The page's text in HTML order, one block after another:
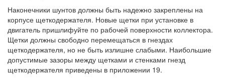
Наконечники шунтов должны быть надежно закреплены на
корпусе щеткодержателя. Новые щетки при установке в
двигатель пришлифуйте по рабочей поверхности коллектора.
Щетки должны свободно перемещаться в гнездах
щеткодержателя, но не быть излишне слабыми. Наибольшие
допустимые зазоры между щетками и стенками гнезд
щеткодержателя приведены в приложении 19.